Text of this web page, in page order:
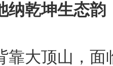
乾坤生态韵
大顶山，面